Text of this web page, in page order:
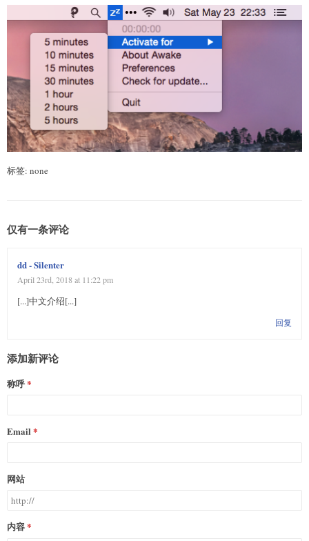
标签: none
仅有一条评论
dd - Silenter
April 23rd, 2018 at 11:22 pm
[...]中文介绍[...]
回复
添加新评论
称呼
Email
网站
内容